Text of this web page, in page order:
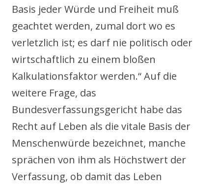
Basis jeder Würde und Freiheit muß
geachtet werden, zumal dort wo es
verletzlich ist; es darf nie politisch oder
wirtschaftlich zu einem bloßen
Kalkulationsfaktor werden.“ Auf die
weitere Frage, das
Bundesverfassungsgericht habe das
Recht auf Leben als die vitale Basis der
Menschenwürde bezeichnet, manche
sprächen von ihm als Höchstwert der
Verfassung, ob damit das Leben